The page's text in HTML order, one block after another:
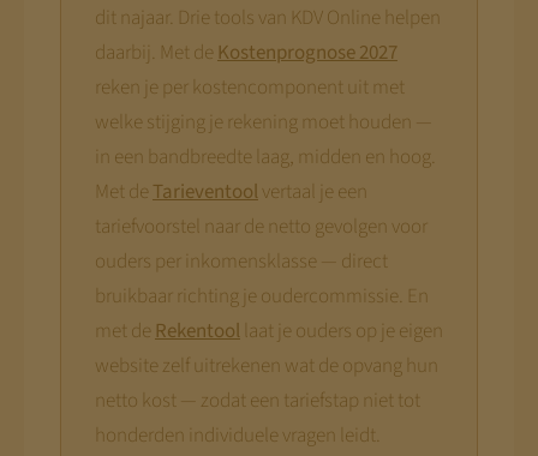
dit najaar. Drie tools van KDV Online helpen
daarbij. Met deKostenprognose 2027
reken je per kostencomponent uit met
welke stijging je rekening moet houden —
in een bandbreedte laag, midden en hoog.
Met deTarieventoolvertaal je een
tariefvoorstel naar de netto gevolgen voor
ouders per inkomensklasse — direct
bruikbaar richting je oudercommissie. En
met deRekentoollaat je ouders op je eigen
website zelf uitrekenen wat de opvang hun
netto kost — zodat een tariefstap niet tot
honderden individuele vragen leidt.